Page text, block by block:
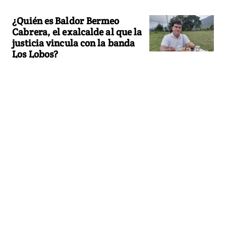
¿Quién es Baldor Bermeo
Cabrera, el exalcalde al que la
justicia vincula con la banda
Los Lobos?